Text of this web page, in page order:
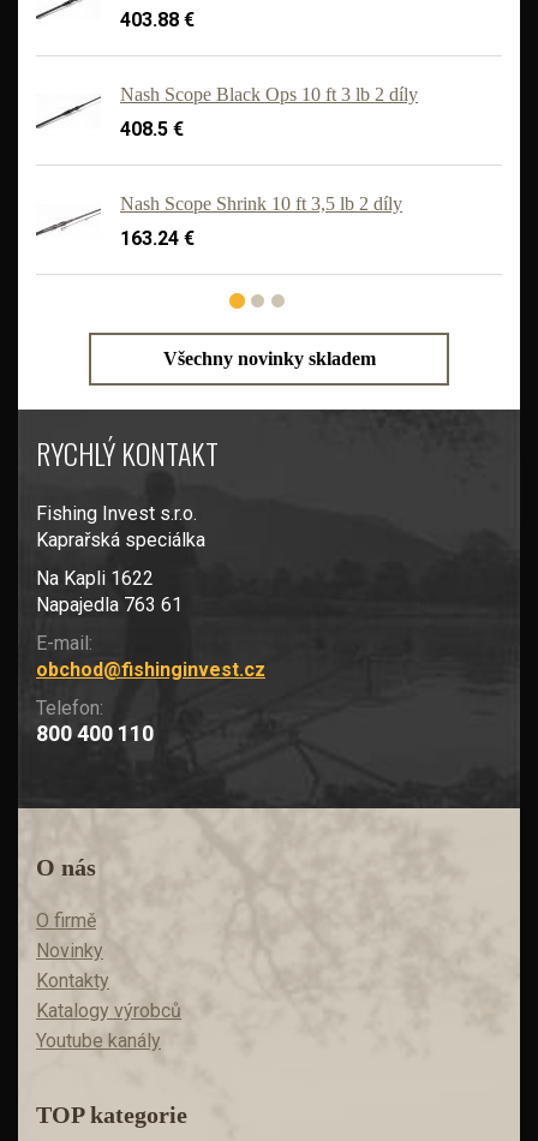
403.88 €
Nash Scope Black Ops 10 ft 3 lb 2 díly
408.5 €
Nash Scope Shrink 10 ft 3,5 lb 2 díly
163.24 €
Všechny novinky skladem
RYCHLÝ KONTAKT
Fishing Invest s.r.o.
Kaprařská speciálka
Na Kapli 1622
Napajedla 763 61
E-mail:
obchod@fishinginvest.cz
Telefon:
800 400 110
O nás
O firmě
Novinky
Kontakty
Katalogy výrobců
Youtube kanály
TOP kategorie